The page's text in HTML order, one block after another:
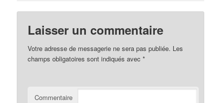
Laisser un commentaire
Votre adresse de messagerie ne sera pas publiée. Les
champs obligatoires sont indiqués avec*
Commentaire